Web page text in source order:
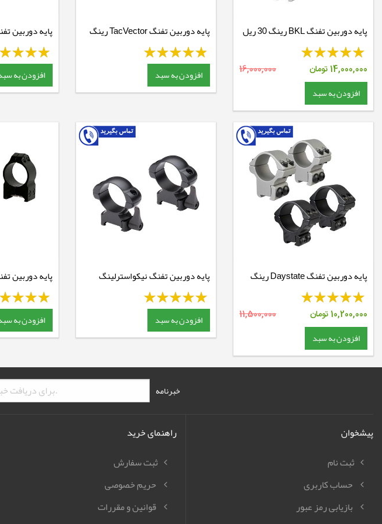
پایه دوربین تفنگ BKL رینگ 30 ریل
11 کوتاه - BKL 304
14,000,000 تومان 16,000,000
افزودن به سبد
پایه دوربین تفنگ TacVector رینگ
30 ریل 22 - بلند
افزودن به سبد
پایه دوربین
NM138M
افزودن به
پایه دوربین تفنگ Daystate رینگ
30 ریل 11 - متوسط
10,200,000 تومان 11,500,000
افزودن به سبد
پایه دوربین تفنگ نیکواسترلینگ
NSMQR1WM
افزودن به سبد
ریل 22 - متوسط
افزودن به
خبرنامه
پیشخوان
ثبت نام
حساب کاربری
بازیابی رمز عبور
راهنمای خرید
ثبت سفارش
حریم خصوصی
قوانین و مقررات